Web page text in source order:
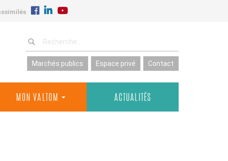
Marchés publics Espace privé Contact
MON VALTOM ACTUALITÉS